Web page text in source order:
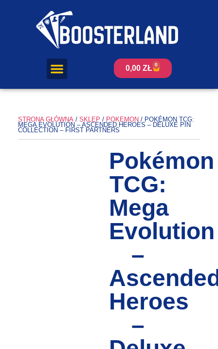
0,00 ZŁ 0
STRONA GŁÓWNA/ SKLEP / POKEMON / POKÉMON TCG:
MEGA EVOLUTION – ASCENDED HEROES – DELUXE PIN
COLLECTION – FIRST PARTNERS
Pokémon
TCG:
Mega
Evolution
–
Heroes
–